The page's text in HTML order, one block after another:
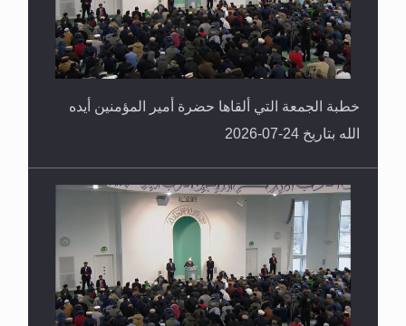
خطبة الجمعة التي ألقاها حضرة أمير المؤمنين أيده
الله بتاريخ 24-07-2026